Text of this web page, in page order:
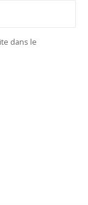
dans le